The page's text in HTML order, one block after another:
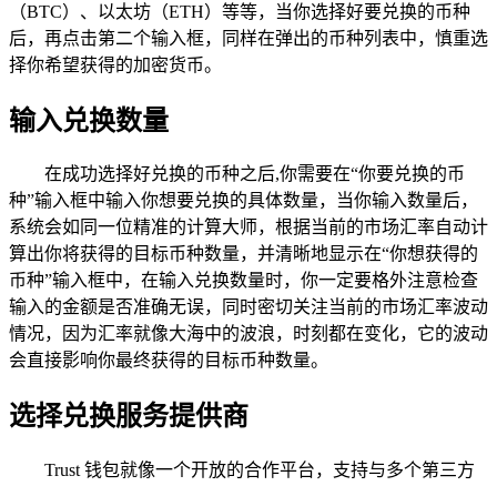
（BTC）、以太坊（ETH）等等，当你选择好要兑换的币种
后，再点击第二个输入框，同样在弹出的币种列表中，慎重选
择你希望获得的加密货币。
输入兑换数量
在成功选择好兑换的币种之后,你需要在“你要兑换的币
种”输入框中输入你想要兑换的具体数量，当你输入数量后，
系统会如同一位精准的计算大师，根据当前的市场汇率自动计
算出你将获得的目标币种数量，并清晰地显示在“你想获得的
币种”输入框中，在输入兑换数量时，你一定要格外注意检查
输入的金额是否准确无误，同时密切关注当前的市场汇率波动
情况，因为汇率就像大海中的波浪，时刻都在变化，它的波动
会直接影响你最终获得的目标币种数量。
选择兑换服务提供商
Trust 钱包就像一个开放的合作平台，支持与多个第三方